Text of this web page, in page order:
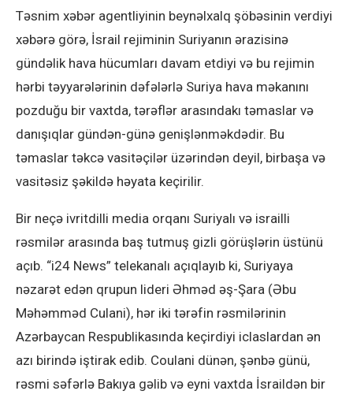
Təsnim xəbər agentliyinin beynəlxalq şöbəsinin verdiyi
xəbərə görə, İsrail rejiminin Suriyanın ərazisinə
gündəlik hava hücumları davam etdiyi və bu rejimin
hərbi təyyarələrinin dəfələrlə Suriya hava məkanını
pozduğu bir vaxtda, tərəflər arasındakı təmaslar və
danışıqlar gündən-günə genişlənməkdədir. Bu
təmaslar təkcə vasitəçilər üzərindən deyil, birbaşa və
vasitəsiz şəkildə həyata keçirilir.
Bir neçə ivritdilli media orqanı Suriyalı və israilli
rəsmilər arasında baş tutmuş gizli görüşlərin üstünü
açıb. “i24 News” telekanalı açıqlayıb ki, Suriyaya
nəzarət edən qrupun lideri Əhməd əş-Şara (Əbu
Məhəmməd Culani), hər iki tərəfin rəsmilərinin
Azərbaycan Respublikasında keçirdiyi iclaslardan ən
azı birində iştirak edib. Coulani dünən, şənbə günü,
rəsmi səfərlə Bakıya gəlib və eyni vaxtda İsraildən bir